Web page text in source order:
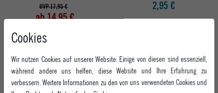
UVP 17,95 €
ab 14,95 €
2,95 €
Cookies
Wir nutzen Cookies auf unserer Website. Einige von diesen sind essenziell,
während andere uns helfen, diese Website und Ihre Erfahrung zu
verbessern. Weitere Informationen zu den von uns verwendeten Cookies und